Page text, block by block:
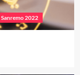
Sanremo 2022